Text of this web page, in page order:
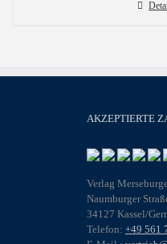
AKZEPTIERTE
Verlag
Naumburger
34127 Kassel/
Telefon: +49 561